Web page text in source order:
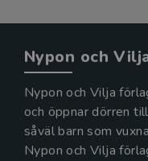
Nypon och
Nypon och Vilja
och öppnar dörren
såväl barn som
Nypon och Vilja